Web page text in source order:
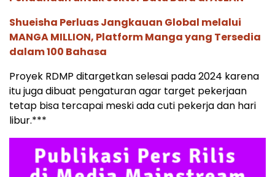
Shueisha Perluas Jangkauan Global melalui
MANGA MILLION, Platform Manga yang Tersedia
dalam 100 Bahasa
Proyek RDMP ditargetkan selesai pada 2024 karena
itu juga dibuat pengaturan agar target pekerjaan
tetap bisa tercapai meski ada cuti pekerja dan hari
libur.***